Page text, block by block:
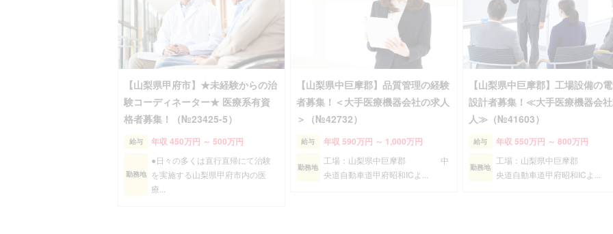
【山梨県甲府市】★未経験からの治
験コーディネーター★ 医療系有資
格者募集！（№23425-5）
給与 年収 450万円 ～ 500万円
勤務地
●日々の多くは直行直帰にて治験
を実施する山梨県甲府市内の医
療...
【山梨県中巨摩郡】品質管理の経験
者募集！＜大手医療機器会社の求人
＞（№42732）
給与 年収 590万円 ～ 1,000万円
勤務地
工場：山梨県中巨摩郡 中
央道自動車道甲府昭和ICよ...
【山梨県中巨摩郡】工場設備の
設計者募集！≪大手医療機器会
人≫（№41603）
給与 年収 550万円 ～ 800万円
勤務地
工場：山梨県中巨摩郡
央道自動車道甲府昭和ICよ...